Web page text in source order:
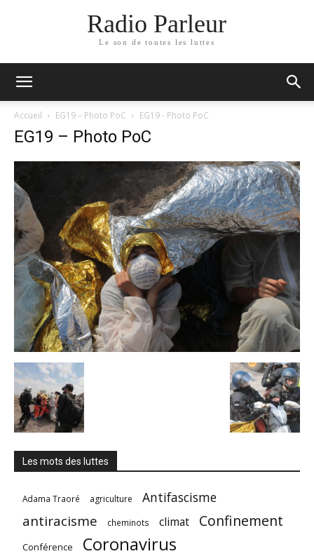
Radio Parleur
Le son de toutes les luttes
Accueil EG19 – Photo PoC EG19 - Photo PoC
EG19 – Photo PoC
Les mots des luttes
Adama Traoré agriculture Antifascisme
antiracisme cheminots climat Confinement
Conférence Coronavirus